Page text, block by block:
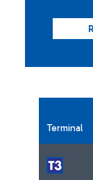
Terminal